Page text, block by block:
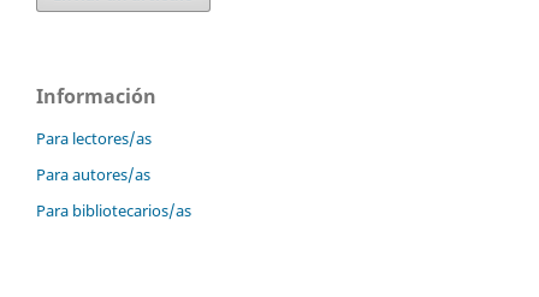
Información
Para lectores/as
Para autores/as
Para bibliotecarios/as